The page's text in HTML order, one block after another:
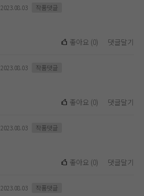
2023.08.03 작품댓글
좋아요 (0) 댓글달기
2023.08.03 작품댓글
좋아요 (0) 댓글달기
2023.08.03 작품댓글
좋아요 (0) 댓글달기
2023.08.03 작품댓글